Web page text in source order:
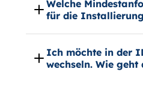
Welche
für die
Ich möchte in der
wechseln. Wie geht